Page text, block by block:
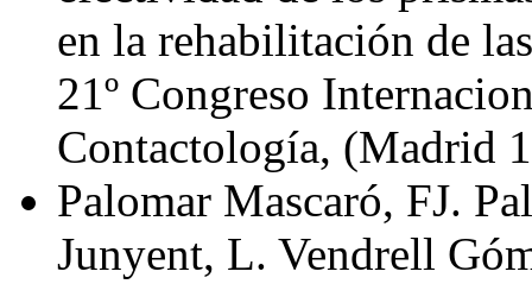
en la rehabilitación de
21º Congreso
Contactología, (Madrid
Palomar Mascaró, FJ.
Junyent, L. Vendrell